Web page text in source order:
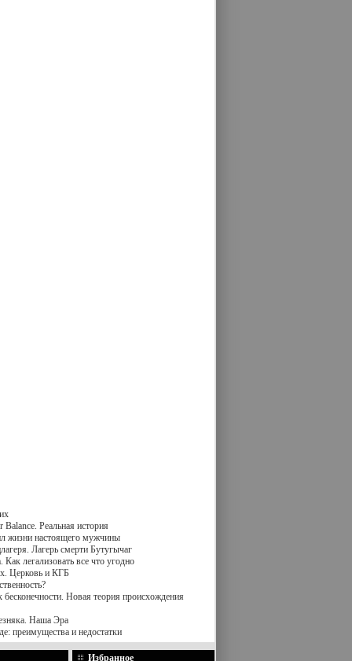
Balance. Реальная история
жизни настоящего мужчины
Лагерь смерти Бутугычаг
легализовать все что угодно
Церковь и КГБ
бесконечности. Новая теория происхождения
Наша Эра
преимущества и недостатки
Избранное